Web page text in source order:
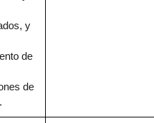
y
de
de